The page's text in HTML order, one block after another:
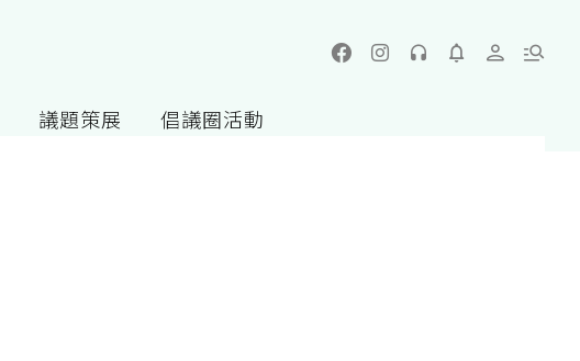
議題策展 倡議圈活動